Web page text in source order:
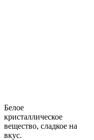
Белое
кристаллическое
вещество, сладкое на
вкус.